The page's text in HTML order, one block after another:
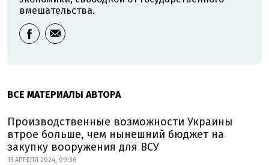
вмешательства.
ВСЕ МАТЕРИАЛЫ АВТОРА
Производственные возможности Украины
втрое больше, чем нынешний бюджет на
закупку вооружения для ВСУ
15 АПРЕЛЯ 2024, 09:36